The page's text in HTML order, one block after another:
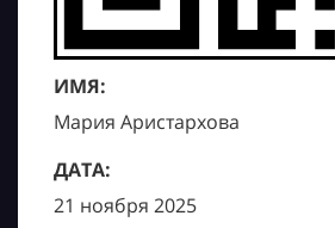
ИМЯ:
Мария Аристархова
ДАТА:
21 ноября 2025